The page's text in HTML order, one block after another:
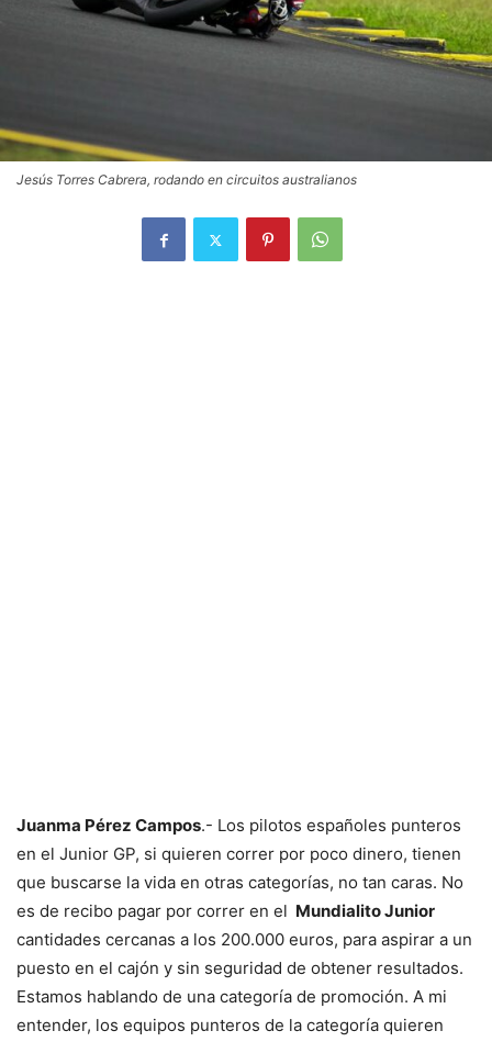
Jesús Torres Cabrera, rodando en circuitos australianos
Juanma Pérez Campos.- Los pilotos españoles punteros
en el Junior GP, si quieren correr por poco dinero, tienen
que buscarse la vida en otras categorías, no tan caras. No
es de recibo pagar por correr en el Mundialito Junior
cantidades cercanas a los 200.000 euros, para aspirar a un
puesto en el cajón y sin seguridad de obtener resultados.
Estamos hablando de una categoría de promoción. A mi
entender, los equipos punteros de la categoría quieren